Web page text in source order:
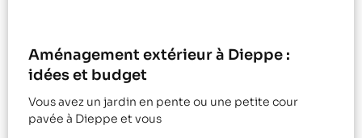
Aménagement extérieur à Dieppe :
idées et budget
Vous avez un jardin en pente ou une petite cour
pavée à Dieppe et vous